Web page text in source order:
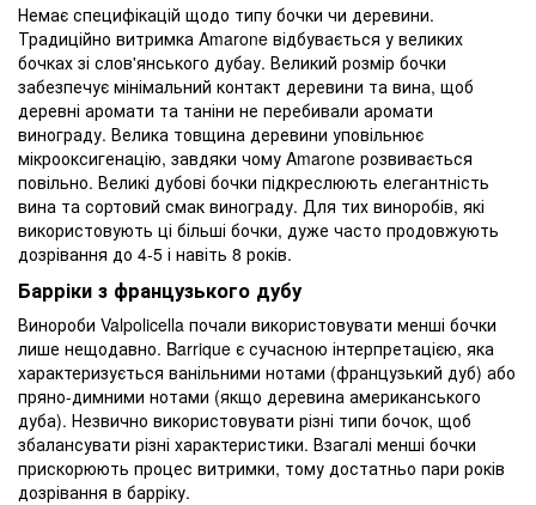
Немає специфікацій щодо типу бочки чи деревини.
Традиційно витримка Amarone відбувається у великих
бочках зі слов'янського дубау. Великий розмір бочки
забезпечує мінімальний контакт деревини та вина, щоб
деревні аромати та таніни не перебивали аромати
винограду. Велика товщина деревини уповільнює
мікрооксигенацію, завдяки чому Amarone розвивається
повільно. Великі дубові бочки підкреслюють елегантність
вина та сортовий смак винограду. Для тих виноробів, які
використовують ці більші бочки, дуже часто продовжують
дозрівання до 4-5 і навіть 8 років.
Барріки з французького дубу
Винороби Valpolicella почали використовувати менші бочки
лише нещодавно. Barrique є сучасною інтерпретацією, яка
характеризується ванільними нотами (французький дуб) або
пряно-димними нотами (якщо деревина американського
дуба). Незвично використовувати різні типи бочок, щоб
збалансувати різні характеристики. Взагалі менші бочки
прискорюють процес витримки, тому достатньо пари років
дозрівання в барріку.